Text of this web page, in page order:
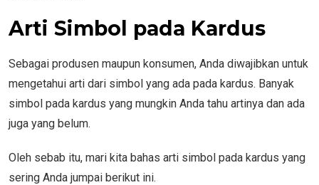
Arti Simbol pada Kardus
Sebagai produsen maupun konsumen, Anda diwajibkan untuk
mengetahui arti dari simbol yang ada pada kardus. Banyak
simbol pada kardus yang mungkin Anda tahu artinya dan ada
juga yang belum.
Oleh sebab itu, mari kita bahas arti simbol pada kardus yang
sering Anda jumpai berikut ini.